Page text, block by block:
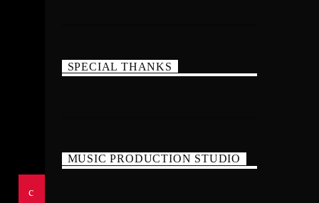
SPECIAL THANKS
MUSIC PRODUCTION STUDIO